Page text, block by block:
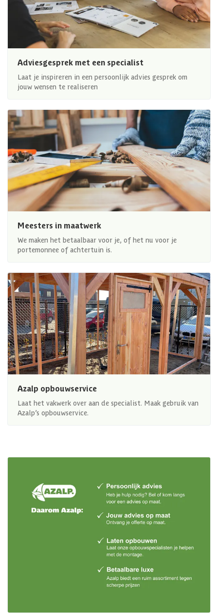
Adviesgesprek met een specialist
Laat je inspireren in een persoonlijk advies gesprek om
jouw wensen te realiseren
Meesters in maatwerk
We maken het betaalbaar voor je, of het nu voor je
portemonnee of achtertuin is.
Azalp opbouwservice
Laat het vakwerk over aan de specialist. Maak gebruik van
Azalp’s opbouwservice.